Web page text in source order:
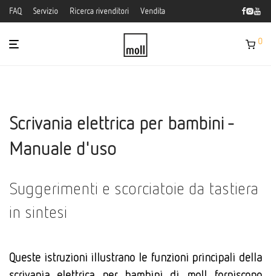
FAQ Servizio Ricerca rivenditori Vendita
0
Scrivania elettrica per bambini -
Manuale d'uso
Suggerimenti e scorciatoie da tastiera
in sintesi
Queste istruzioni illustrano le funzioni principali della